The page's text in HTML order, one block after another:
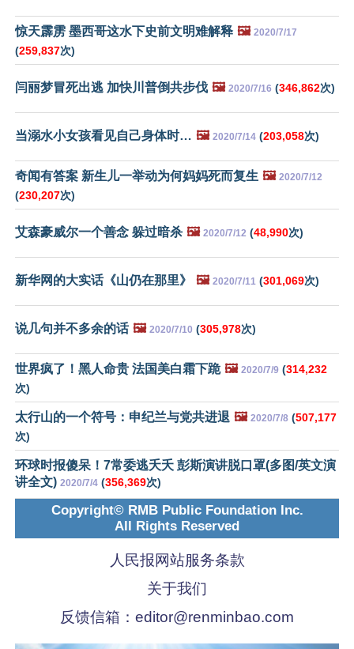
惊天霹雳 墨西哥这水下史前文明难解释 🖼️ 2020/7/17
(259,837次)
闫丽梦冒死出逃 加快川普倒共步伐 🖼️ 2020/7/16 (346,862次)
当溺水小女孩看见自己身体时… 🖼️ 2020/7/14 (203,058次)
奇闻有答案 新生儿一举动为何妈妈死而复生 🖼️ 2020/7/12
(230,207次)
艾森豪威尔一个善念 躲过暗杀 🖼️ 2020/7/12 (48,990次)
新华网的大实话《山仍在那里》 🖼️ 2020/7/11 (301,069次)
说几句并不多余的话 🖼️ 2020/7/10 (305,978次)
世界疯了！黑人命贵 法国美白霜下跪 🖼️ 2020/7/9 (314,232
次)
太行山的一个符号：申纪兰与党共进退 🖼️ 2020/7/8 (507,177
次)
环球时报傻呆！7常委逃夭夭 彭斯演讲脱口罩(多图/英文演
讲全文) 2020/7/4 (356,369次)
Copyright© RMB Public Foundation Inc.
All Rights Reserved
人民报网站服务条款
关于我们
反馈信箱： editor@renminbao.com